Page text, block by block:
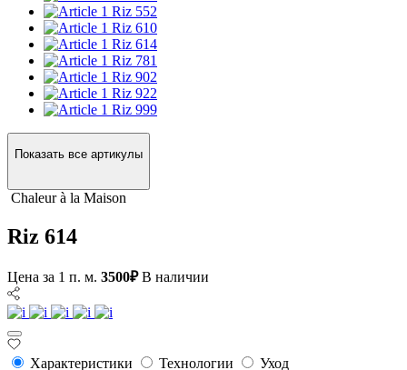
Riz 552
Riz 610
Riz 614
Riz 781
Riz 902
Riz 922
Riz 999
Показать все артикулы
Сhaleur à la Maison
Riz 614
Цена за 1 п. м. 3500₽ В наличии
Характеристики Технологии
Уход